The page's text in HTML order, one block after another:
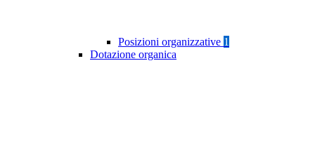
Posizioni organizzative 1
Dotazione organica